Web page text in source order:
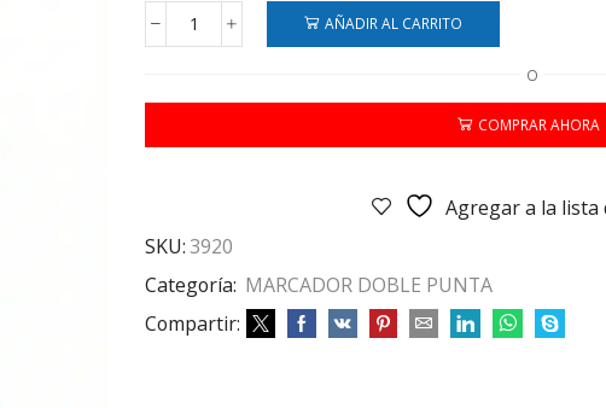
MARCADOR
X80
ESTUCHE
)
cantidad
AÑADIR AL CARRITO
O
COMPRAR AHORA
Agregar a la lista
SKU:3920
Categoría: MARCADOR DOBLE PUNTA
Compartir: